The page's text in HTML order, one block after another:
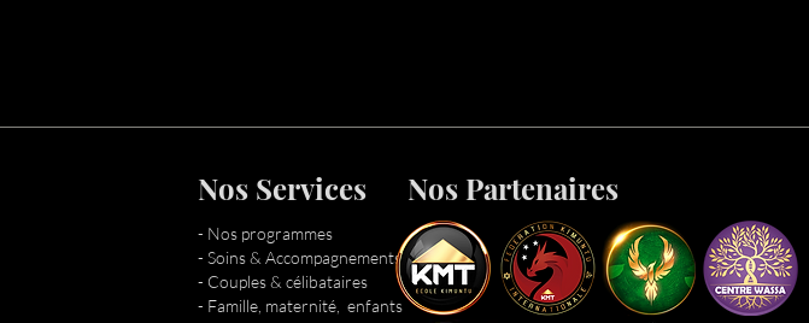
Nos Services
- Nos programmes
- Soins & Accompagnements
- Couples & célibataires
- Famille, maternité, enfants
Nos Partenaires